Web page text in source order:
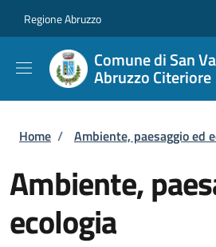
Regione Abruzzo
Comune di San
Abruzzo Citeriore
Briciole di pane
Home / Ambiente, paesaggio ed
Ambiente,
ecologia